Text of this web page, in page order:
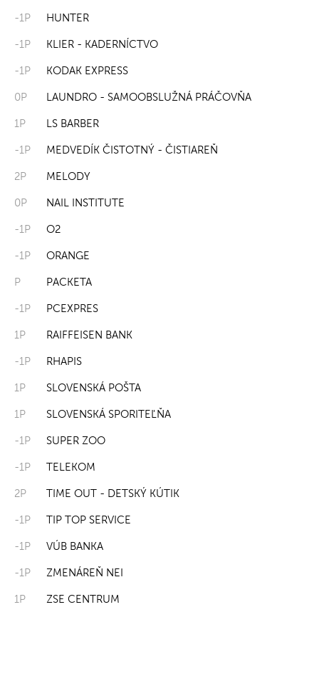
-1P HUNTER
-1P KLIER - KADERNÍCTVO
-1P KODAK EXPRESS
0P LAUNDRO - SAMOOBSLUŽNÁ PRÁČOVŇA
1P LS BARBER
-1P MEDVEDÍK ČISTOTNÝ - ČISTIAREŇ
2P MELODY
0P NAIL INSTITUTE
-1P O2
-1P ORANGE
P PACKETA
-1P PCEXPRES
1P RAIFFEISEN BANK
-1P RHAPIS
1P SLOVENSKÁ POŠTA
1P SLOVENSKÁ SPORITEĽŇA
-1P SUPER ZOO
-1P TELEKOM
2P TIME OUT - DETSKÝ KÚTIK
-1P TIP TOP SERVICE
-1P VÚB BANKA
-1P ZMENÁREŇ NEI
1P ZSE CENTRUM